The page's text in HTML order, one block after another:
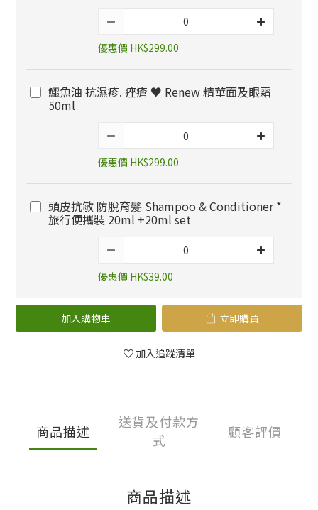
優惠價 HK$299.00
鱷魚油 抗濕疹. 痤瘡 ♥️ Renew 精華面及眼霜
50ml
優惠價 HK$299.00
頭皮抗敏 防脫育髪 Shampoo & Conditioner *
旅行便攜裝 20ml +20ml set
優惠價 HK$39.00
加入購物車 立即購買
加入追蹤清單
商品描述
送貨及付款方
式
顧客評價
商品描述